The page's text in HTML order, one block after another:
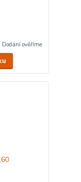
Dodání ověříme